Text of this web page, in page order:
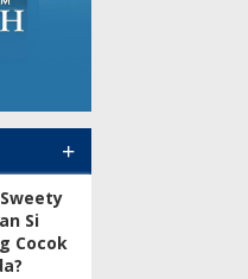
+
Si
Cocok